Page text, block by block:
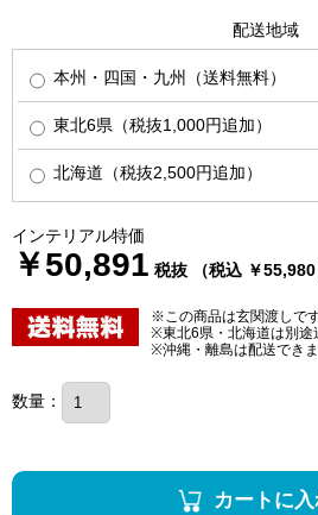
配送地域
本州・四国・九州（送料無料）
東北6県（税抜1,000円追加）
北海道（税抜2,500円追加）
インテリアル特価
￥50,891 税抜 （税込 ￥55,980
※この商品は玄関渡しです
※東北6県・北海道は別途
※沖縄・離島は配送できま
数量：
カートに